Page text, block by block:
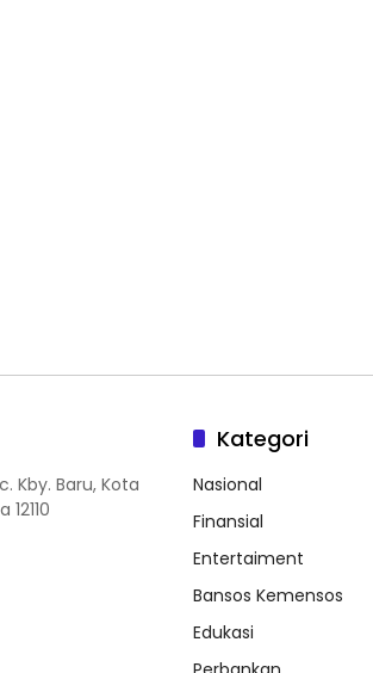
Kby. Baru, Kota
Kategori
Nasional
Finansial
Entertaiment
Bansos Kemensos
Edukasi